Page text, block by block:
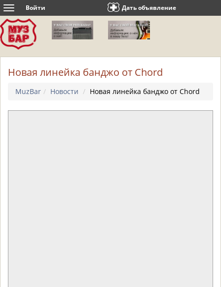
Toggle
navigation
Войти Дать объявление
Новая линейка банджо от Chord
MuzBar Новости Новая линейка банджо от Chord